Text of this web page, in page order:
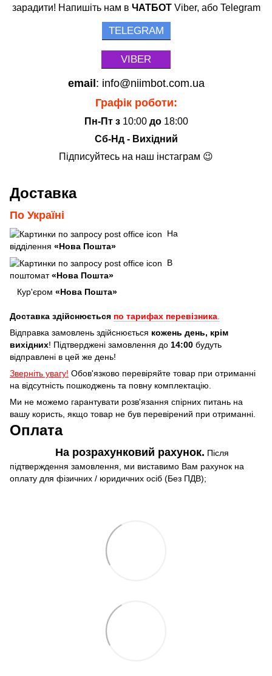
зарадити! Напишіть нам в ЧАТБОТViber, або Telegram
TELEGRAM
VIBER
email: info@niimbot.com.ua
Графік роботи:
Пн-Пт з 10:00до 18:00
Сб-Нд - Вихідний
Підписуйтесь на наш інстаграм 😉
Доставка
По Україні
На
відділення «Нова Пошта»
В
поштомат«Нова Пошта»
Кур'єром «Нова Пошта»
Доставка здійснюється по тарифах перевізника
Відправка замовлень здійснюється кожень день, крім
вихідних! Підтверджені замовлення до 14:00 будуть
відправлені в цей же день!
Зверніть увагу! Обов'язково перевіряйте товар при отриманні
на відсутність пошкоджень та повну комплектацію.
Ми не можемо гарантувати розв'язання спірних питань на
вашу користь, якщо товар не був перевірений при отриманні.
Оплата
На розрахунковий рахунок. Після
підтверждення замовлення, ми виставимо Вам рахунок на
оплату для фізичних / юридичних осіб (Без ПДВ);